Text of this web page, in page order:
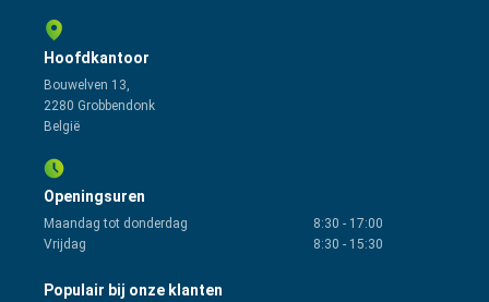
Hoofdkantoor
Bouwelven 13,
2280 Grobbendonk
België
Openingsuren
Maandag tot donderdag 8:30 - 17:00
Vrijdag
8:30 - 15:30
Populair bij onze klanten